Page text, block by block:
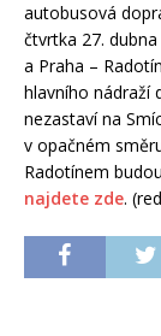
autobusová
čtvrtka 27.
a Praha –
hlavního nádraží
nezastaví na
v opačném
Radotínem
najdete zde.